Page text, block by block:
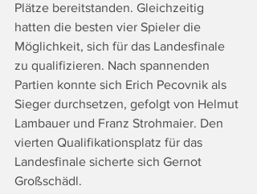
Plätze bereitstanden. Gleichzeitig
hatten die besten vier Spieler die
Möglichkeit, sich für das Landesfinale
zu qualifizieren. Nach spannenden
Partien konnte sich Erich Pecovnik als
Sieger durchsetzen, gefolgt von Helmut
Lambauer und Franz Strohmaier. Den
vierten Qualifikationsplatz für das
Landesfinale sicherte sich Gernot
Großschädl.